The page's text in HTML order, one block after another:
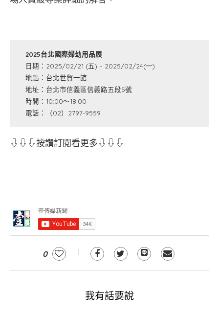
2025台北國際婦幼用品展
日期：2025/02/21 (五) – 2025/02/24(一)
地點：台北世貿一館
地址：台北市信義區信義路五段5號
時間：10:00～18:00
電話：（02）2797-9559
⇩⇩⇩按讚訂閱看更多⇩⇩⇩
0
我有話要說